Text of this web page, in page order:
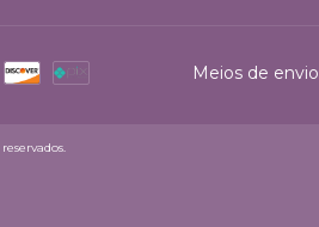
Meios de envio